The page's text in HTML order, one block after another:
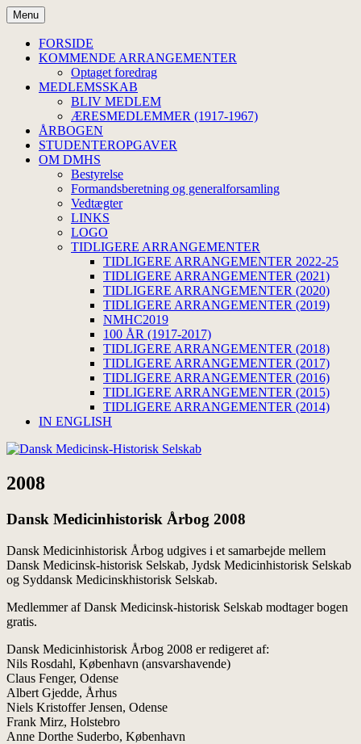
Hop
til
indhold
Dansk Medicinsk-Historisk
Selskab
Menu
FORSIDE
KOMMENDE ARRANGEMENTER
Optaget foredrag
MEDLEMSSKAB
BLIV MEDLEM
ÆRESMEDLEMMER (1917-1967)
ÅRBOGEN
STUDENTEROPGAVER
OM DMHS
Bestyrelse
Formandsberetning og generalforsamling
Vedtægter
LINKS
LOGO
TIDLIGERE ARRANGEMENTER
TIDLIGERE ARRANGEMENTER 2022-25
TIDLIGERE ARRANGEMENTER (2021)
TIDLIGERE ARRANGEMENTER (2020)
TIDLIGERE ARRANGEMENTER (2019)
NMHC2019
100 ÅR (1917-2017)
TIDLIGERE ARRANGEMENTER (2018)
TIDLIGERE ARRANGEMENTER (2017)
TIDLIGERE ARRANGEMENTER (2016)
TIDLIGERE ARRANGEMENTER (2015)
TIDLIGERE ARRANGEMENTER (2014)
IN ENGLISH
2008
Dansk Medicinhistorisk Årbog 2008
Dansk Medicinhistorisk Årbog udgives i et samarbejde mellem
Dansk Medicinsk-historisk Selskab, Jydsk Medicinhistorisk Selskab
og Syddansk Medicinskhistorisk Selskab.
Medlemmer af Dansk Medicinsk-historisk Selskab modtager bogen
gratis.
Dansk Medicinhistorisk Årbog 2008 er redigeret af:
Nils Rosdahl, København (ansvarshavende)
Claus Fenger, Odense
Albert Gjedde, Århus
Niels Kristoffer Jensen, Odense
Frank Mirz, Holstebro
Anne Dorthe Suderbo, København